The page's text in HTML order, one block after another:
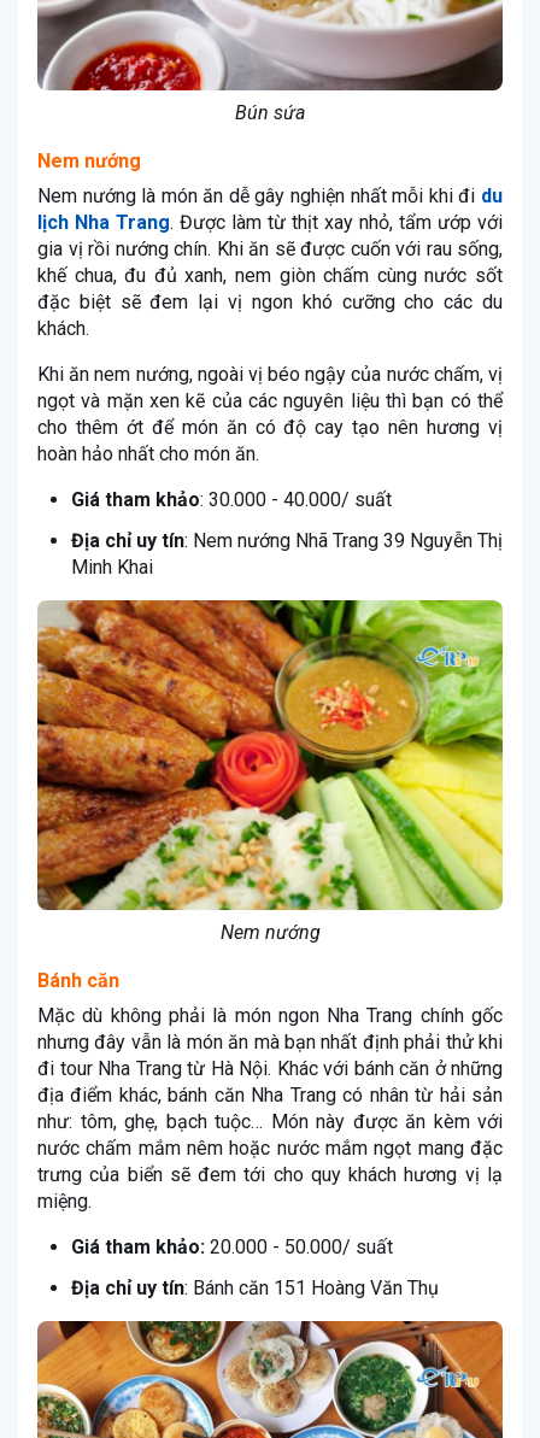
Bún sứa
Nem nướng
Nem nướng là món ăn dễ gây nghiện nhất mỗi khi đi du
lịch Nha Trang. Được làm từ thịt xay nhỏ, tẩm ướp với
gia vị rồi nướng chín. Khi ăn sẽ được cuốn với rau sống,
khế chua, đu đủ xanh, nem giòn chấm cùng nước sốt
đặc biệt sẽ đem lại vị ngon khó cưỡng cho các du
khách.
Khi ăn nem nướng, ngoài vị béo ngậy của nước chấm, vị
ngọt và mặn xen kẽ của các nguyên liệu thì bạn có thể
cho thêm ớt để món ăn có độ cay tạo nên hương vị
hoàn hảo nhất cho món ăn.
Giá tham khảo: 30.000 - 40.000/ suất
Địa chỉ uy tín: Nem nướng Nhã Trang 39 Nguyễn Thị
Minh Khai
Nem nướng
Bánh căn
Mặc dù không phải là món ngon Nha Trang chính gốc
nhưng đây vẫn là món ăn mà bạn nhất định phải thử khi
đi tour Nha Trang từ Hà Nội. Khác với bánh căn ở những
địa điểm khác, bánh căn Nha Trang có nhân từ hải sản
như: tôm, ghẹ, bạch tuộc… Món này được ăn kèm với
nước chấm mắm nêm hoặc nước mắm ngọt mang đặc
trưng của biển sẽ đem tới cho quy khách hương vị lạ
miệng.
Giá tham khảo: 20.000 - 50.000/ suất
Địa chỉ uy tín: Bánh căn 151 Hoàng Văn Thụ